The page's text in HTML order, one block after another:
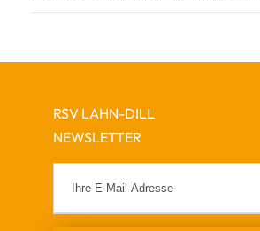
RSV LAHN-DILL
NEWSLETTER